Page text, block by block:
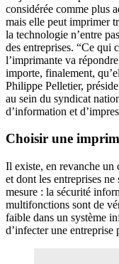
considérée comme plus
mais elle peut imprimer
la technologie n’entre
des entreprises. “Ce qui
l’imprimante va
importe, finalement,
Philippe Pelletier,
au sein du syndicat
d’information et
Choisir une
Il existe, en revanche un
et dont les entreprises
mesure : la sécurité
multifonctions sont de
faible dans un système
d’infecter une